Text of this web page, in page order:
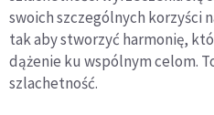
swoich szczególnych korzyści
tak aby stworzyć harmonię,
dążenie ku wspólnym celom.
szlachetność.